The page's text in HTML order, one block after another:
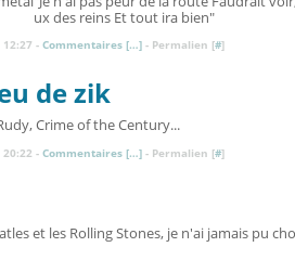
ux des reins Et tout ira bien"
- Commentaires […] - Permalien [#]
de zik
Crime of the Century...
- Commentaires […] - Permalien [#]
et les Rolling Stones, je n'ai jamais pu